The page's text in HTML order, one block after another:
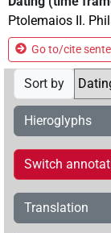
Ptolemaios II.
Go to/cite
Sort by
Hieroglyphs
Switch
Translation